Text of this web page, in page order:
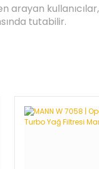
arayan
tutabilir.